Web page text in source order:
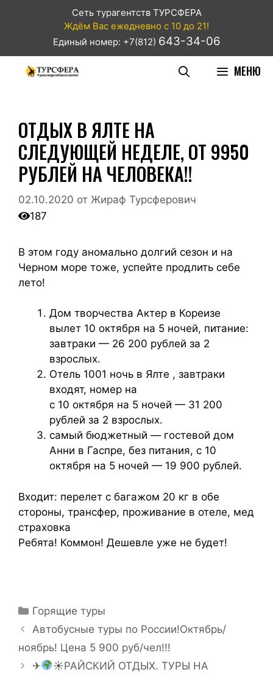
Сеть турагентств ТУРСФЕРА
Ждём Вас ежедневно с 10 до 21!
Единый номер: +7(812) 643-34-06
МЕНЮ
ОТДЫХ В ЯЛТЕ НА
СЛЕДУЮЩЕЙ НЕДЕЛЕ, ОТ 9950
РУБЛЕЙ НА ЧЕЛОВЕКА!!
02.10.2020 от Жираф Турсферович
187
В этом году аномально долгий сезон и на
Черном море тоже, успейте продлить себе
лето!
Дом творчества Актер в Кореизе
вылет 10 октября на 5 ночей, питание:
завтраки — 26 200 рублей за 2
взрослых.
Отель 1001 ночь в Ялте , завтраки
входят, номер на
с 10 октября на 5 ночей — 31 200
рублей за 2 взрослых.
самый бюджетный — гостевой дом
Анни в Гаспре, без питания, с 10
октября на 5 ночей — 19 900 рублей.
Входит: перелет с багажом 20 кг в обе
стороны, трансфер, проживание в отеле, мед
страховка
Ребята! Коммон! Дешевле уже не будет!
Горящие туры
Автобусные туры по России!Октябрь/
ноябрь! Цена 5 900 руб/чел!!!
✈
☀РАЙСКИЙ ОТДЫХ. ТУРЫ НА